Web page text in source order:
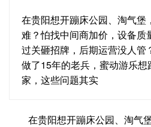
在贵阳想开蹦床公园、淘气堡
难？怕找中间商加价，设备质
过关砸招牌，后期运营没人管
做了15年的老兵，蜜动游乐
家，这些问题其实
在贵阳想开蹦床公园、淘气